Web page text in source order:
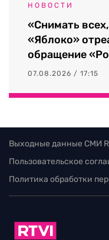
НОВОСТИ
«Снимать
«Яблоко»
обращение
07.08.2026 / 17:15
Выходные данные СМИ
Пользовательское
Политика обработки